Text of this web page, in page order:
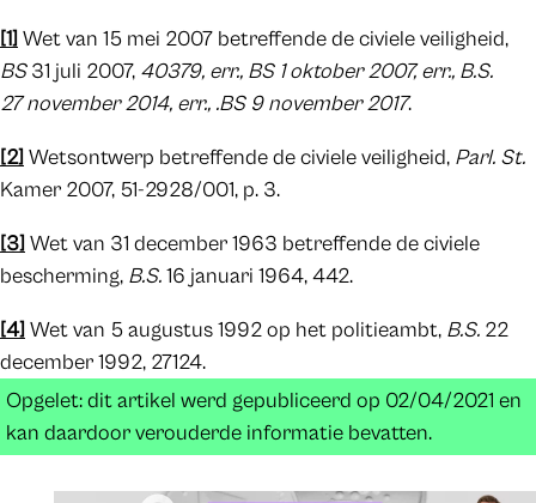
[1] Wet van 15 mei 2007 betreffende de civiele veiligheid,
BS31 juli 2007, 40379, err., BS 1 oktober 2007, err., B.S.
27 november 2014, err., .BS 9 november 2017.
[2] Wetsontwerp betreffende de civiele veiligheid, Parl. St.
Kamer 2007, 51-2928/001, p. 3.
[3] Wet van 31 december 1963 betreffende de civiele
bescherming, B.S.16 januari 1964, 442.
[4] Wet van 5 augustus 1992 op het politieambt, B.S. 22
december 1992, 27124.
Opgelet: dit artikel werd gepubliceerd op 02/04/2021 en
kan daardoor verouderde informatie bevatten.